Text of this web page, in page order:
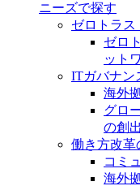
ニーズで探す
ゼロトラス
ゼロ
ット
ITガバナン
海外
グロ
の創出
働き方改革
コミ
海外